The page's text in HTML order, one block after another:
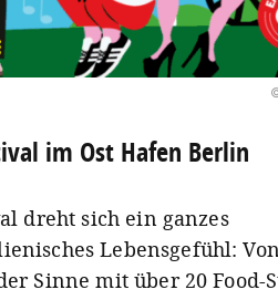
im Ost Hafen Berlin
dreht sich ein ganzes
Lebensgefühl:
Sinne mit über 20 Food-